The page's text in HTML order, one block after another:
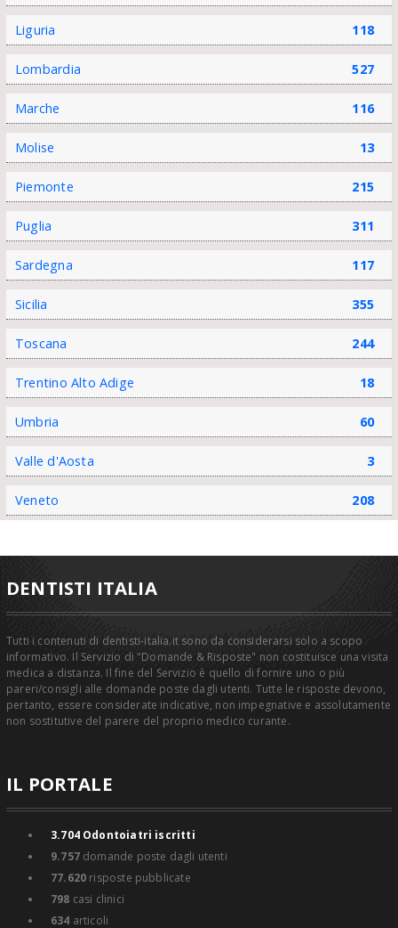
Liguria 118
Lombardia 527
Marche 116
Molise 13
Piemonte 215
Puglia 311
Sardegna 117
Sicilia 355
Toscana 244
Trentino Alto Adige 18
Umbria 60
Valle d'Aosta 3
Veneto 208
DENTISTI ITALIA
Tutti i contenuti di dentisti-italia.it sono da considerarsi solo a scopo
informativo. Il Servizio di "Domande & Risposte" non costituisce una visita
medica a distanza. Il fine del Servizio è quello di fornire uno o più
pareri/consigli alle domande poste dagli utenti. Tutte le risposte devono,
pertanto, essere considerate indicative, non impegnative e assolutamente
non sostitutive del parere del proprio medico curante.
IL PORTALE
3.704Odontoiatri iscritti
9.757domande poste dagli utenti
77.620 risposte pubblicate
798 casi clinici
634 articoli